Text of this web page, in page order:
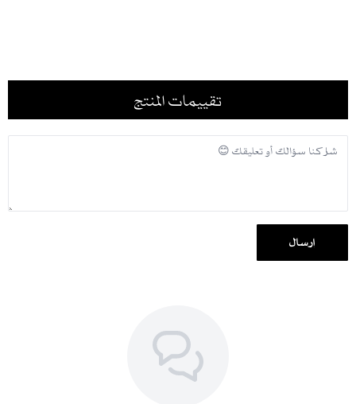
تخزين العباية في مكان مناسب بعيداً عن الغبار والرطوبة
نسّقيها مع إكسسوارات فضية ناعمة لإبراز التطريز واللون الأسود
مناسبة لـ:
المناسبات الرسمية
لمعرفة المقاس المناسب لكِ، اطّلعي على
والشحن.
شحن سريع لكل مناطق المملكة ودول الخليج، مع إمكانية الدفع بالتقسيط
تقييمات المنتج
إرسال